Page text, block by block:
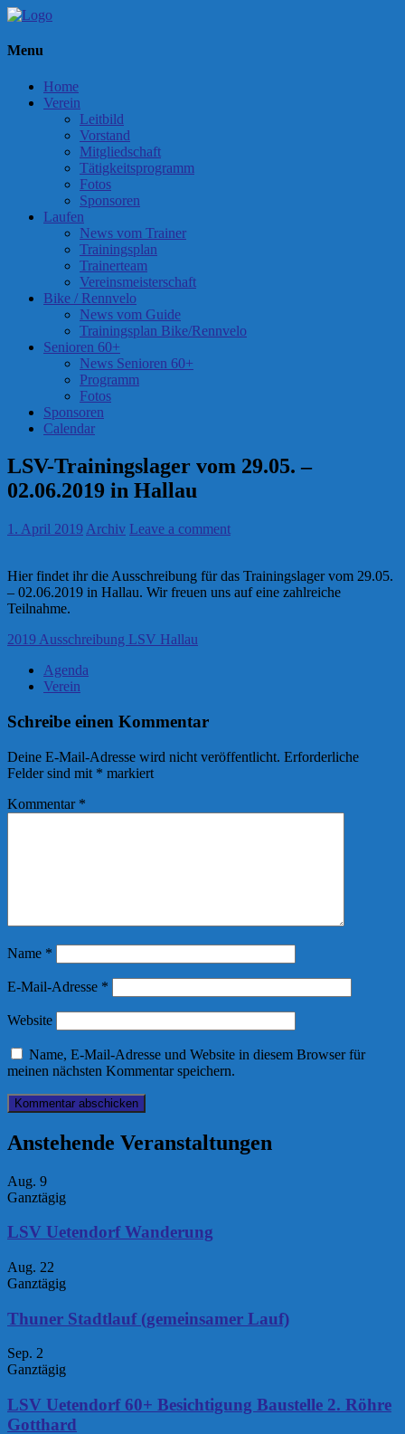
Menu
Home
Verein
Leitbild
Vorstand
Mitgliedschaft
Tätigkeitsprogramm
Fotos
Sponsoren
Laufen
News vom Trainer
Trainingsplan
Trainerteam
Vereinsmeisterschaft
Bike / Rennvelo
News vom Guide
Trainingsplan Bike/Rennvelo
Senioren 60+
News Senioren 60+
Programm
Fotos
Sponsoren
Calendar
LSV-Trainingslager vom 29.05. –
02.06.2019 in Hallau
1. April 2019 Archiv Leave a comment
Hier findet ihr die Ausschreibung für das Trainingslager vom 29.05.
– 02.06.2019 in Hallau. Wir freuen uns auf eine zahlreiche
Teilnahme.
2019 Ausschreibung LSV Hallau
Agenda
Verein
Schreibe einen Kommentar
Deine E-Mail-Adresse wird nicht veröffentlicht. Erforderliche
Felder sind mit * markiert
Kommentar *
Name *
E-Mail-Adresse *
Website
Name, E-Mail-Adresse und Website in diesem Browser für
meinen nächsten Kommentar speichern.
Anstehende Veranstaltungen
Aug. 9
Ganztägig
LSV Uetendorf Wanderung
Aug. 22
Ganztägig
Thuner Stadtlauf (gemeinsamer Lauf)
Sep. 2
Ganztägig
LSV Uetendorf 60+ Besichtigung Baustelle 2. Röhre
Gotthard